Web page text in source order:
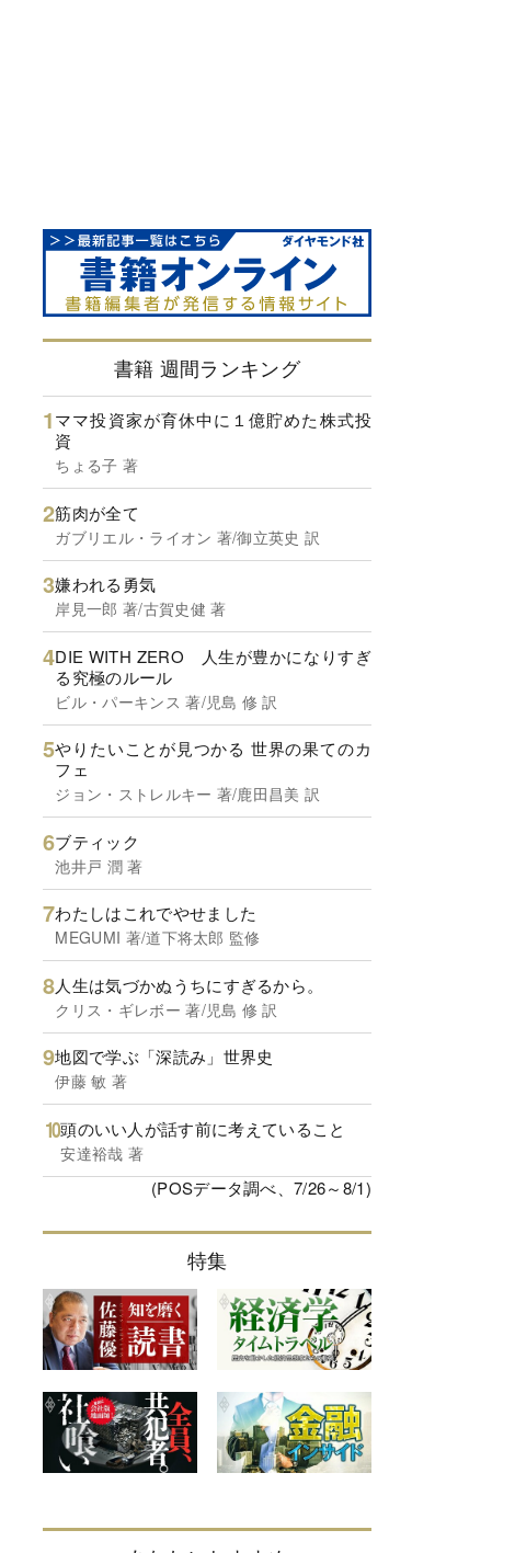
書籍 週間ランキング
ママ投資家が育休中に１億貯めた株式投
資
ちょる子 著
筋肉が全て
ガブリエル・ライオン 著/御立英史 訳
嫌われる勇気
岸見一郎 著/古賀史健 著
DIE WITH ZERO 人生が豊かになりすぎ
る究極のルール
ビル・パーキンス 著/児島 修 訳
やりたいことが見つかる 世界の果てのカ
フェ
ジョン・ストレルキー 著/鹿田昌美 訳
ブティック
池井戸 潤 著
わたしはこれでやせました
MEGUMI 著/道下将太郎 監修
人生は気づかぬうちにすぎるから。
クリス・ギレボー 著/児島 修 訳
地図で学ぶ「深読み」世界史
伊藤 敏 著
頭のいい人が話す前に考えていること
安達裕哉 著
(POSデータ調べ、7/26～8/1)
特集